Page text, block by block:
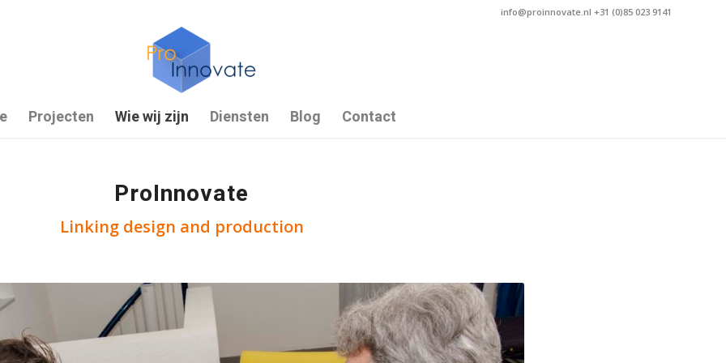
info@proinnovate.nl +31 (0)85 023 9141
Projecten Wie wij zijn Diensten Blog Contact
ProInnovate
Linking design and production